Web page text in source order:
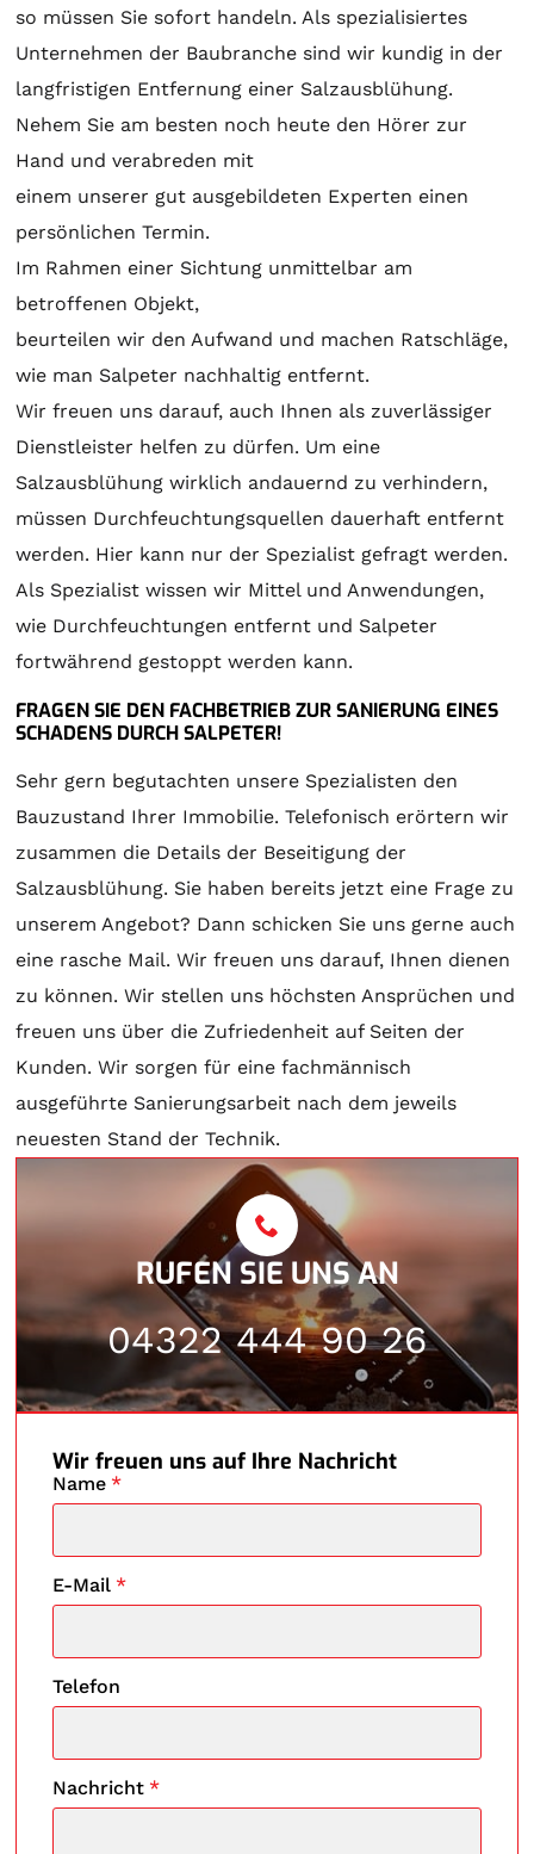
so müssen Sie sofort handeln. Als spezialisiertes
Unternehmen der Baubranche sind wir kundig in der
langfristigen Entfernung einer Salzausblühung.
Nehem Sie am besten noch heute den Hörer zur
Hand und verabreden mit
einem unserer gut ausgebildeten Experten einen
persönlichen Termin.
Im Rahmen einer Sichtung unmittelbar am
betroffenen Objekt,
beurteilen wir den Aufwand und machen Ratschläge,
wie man Salpeter nachhaltig entfernt.
Wir freuen uns darauf, auch Ihnen als zuverlässiger
Dienstleister helfen zu dürfen. Um eine
Salzausblühung wirklich andauernd zu verhindern,
müssen Durchfeuchtungsquellen dauerhaft entfernt
werden. Hier kann nur der Spezialist gefragt werden.
Als Spezialist wissen wir Mittel und Anwendungen,
wie Durchfeuchtungen entfernt und Salpeter
fortwährend gestoppt werden kann.
FRAGEN SIE DEN FACHBETRIEB ZUR SANIERUNG EINES
SCHADENS DURCH SALPETER!
Sehr gern begutachten unsere Spezialisten den
Bauzustand Ihrer Immobilie. Telefonisch erörtern wir
zusammen die Details der Beseitigung der
Salzausblühung. Sie haben bereits jetzt eine Frage zu
unserem Angebot? Dann schicken Sie uns gerne auch
eine rasche Mail. Wir freuen uns darauf, Ihnen dienen
zu können. Wir stellen uns höchsten Ansprüchen und
freuen uns über die Zufriedenheit auf Seiten der
Kunden. Wir sorgen für eine fachmännisch
ausgeführte Sanierungsarbeit nach dem jeweils
neuesten Stand der Technik.
RUFEN SIE UNS AN
04322 444 90 26
Wir freuen uns auf Ihre Nachricht
Name *
E-Mail *
Telefon
Nachricht *